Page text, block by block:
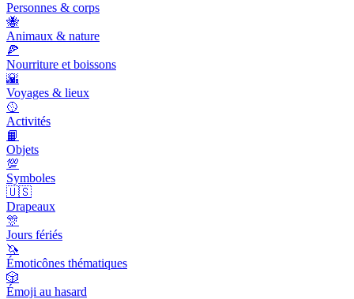
Personnes & corps
🐝
Animaux & nature
🍕
Nourriture et boissons
🌇
Voyages & lieux
🥎
Activités
📙
Objets
💯
Symboles
🇺🇸
Drapeaux
🎊
Jours fériés
🦄
Émoticônes thématiques
🎲
Émoji au hasard